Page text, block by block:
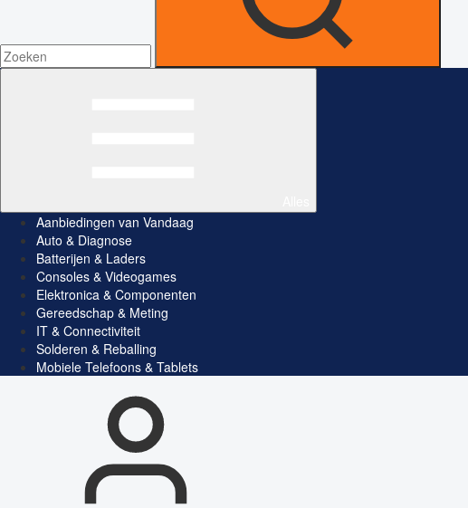
Aanbiedingen van Vandaag
Auto & Diagnose
Batterijen & Laders
Consoles & Videogames
Elektronica & Componenten
Gereedschap & Meting
IT & Connectiviteit
Solderen & Reballing
Mobiele Telefoons & Tablets